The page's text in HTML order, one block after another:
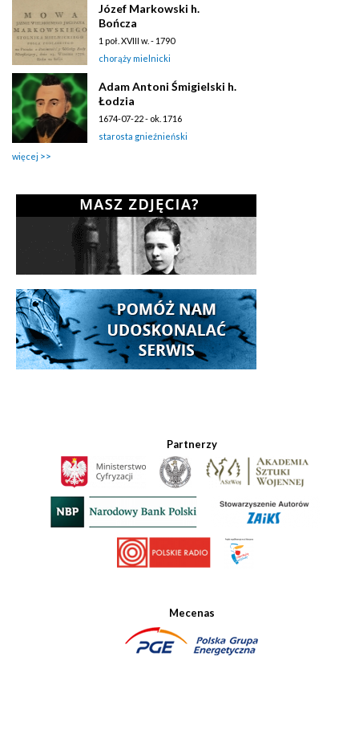
Józef Markowski h.
Bończa
1 poł. XVIII w. - 1790
chorąży mielnicki
Adam Antoni Śmigielski h.
Łodzia
1674-07-22 - ok. 1716
starosta gnieźnieński
więcej
Partnerzy
Mecenas